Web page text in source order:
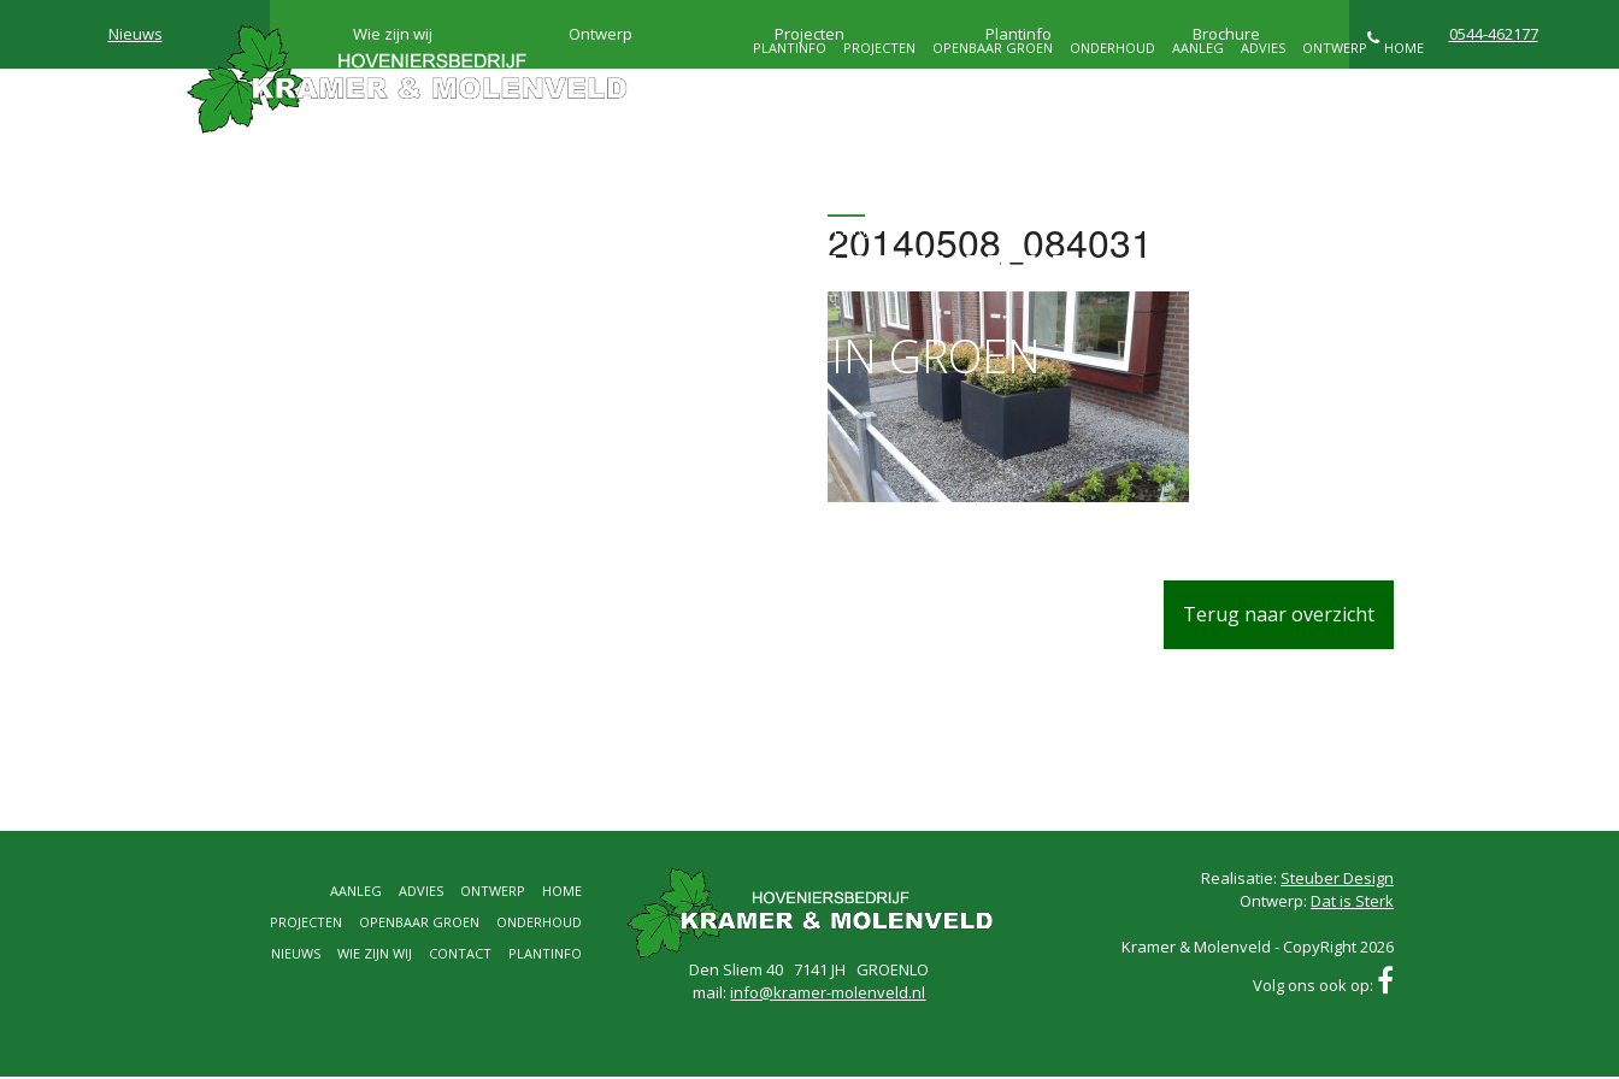
HOVENIERSBEDRIJF
KRAMER & MOLENVELD
MAATWERK IN GROEN
HOME
ONTWERP
ADVIES
AANLEG
ONDERHOUD
OPENBAAR GROEN
PROJECTEN
PLANTINFO
Nieuws Wie zijn wij Ontwerp Projecten Plantinfo Brochure 0544-462177
20140508_084031
Terug naar overzicht
HOME
ONTWERP
ADVIES
AANLEG
ONDERHOUD
OPENBAAR GROEN
PROJECTEN
PLANTINFO
CONTACT
WIE ZIJN WIJ
NIEUWS
Den Sliem 40 7141 JH GROENLO
mail:info@kramer-molenveld.nl
Realisatie: Steuber Design
Ontwerp: Dat is Sterk
Kramer & Molenveld - CopyRight 2026
Volg ons ook op: